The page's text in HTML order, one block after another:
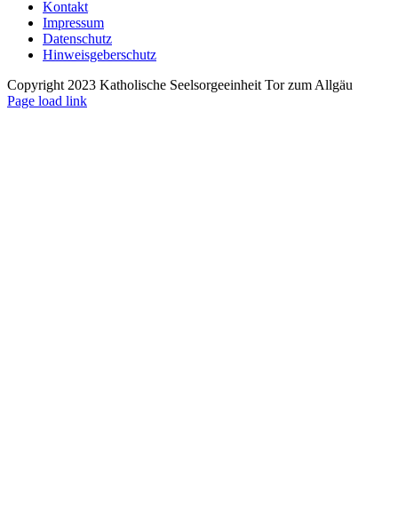
Kontakt
Impressum
Datenschutz
Hinweisgeberschutz
Copyright 2023 Katholische Seelsorgeeinheit Tor zum Allgäu
Page load link